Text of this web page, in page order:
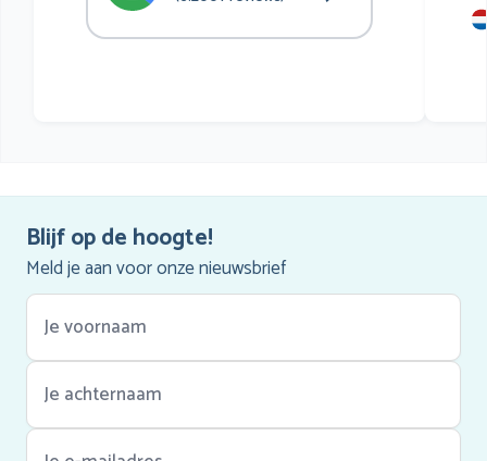
Blijf op de hoogte!
Meld je aan voor onze nieuwsbrief